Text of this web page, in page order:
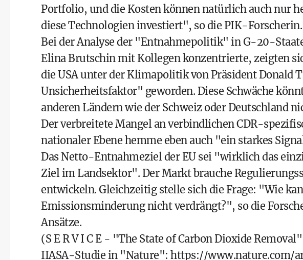
Portfolio, und die Kosten können natürlich auch nur
diese Technologien investiert", so die PIK-Forscherin.
Bei der Analyse der "Entnahmepolitik" in G-20-
Elina Brutschin mit Kollegen konzentrierte, zeigten
die USA unter der Klimapolitik von Präsident Donald
Unsicherheitsfaktor" geworden. Diese Schwäche
anderen Ländern wie der Schweiz oder Deutschland
Der verbreitete Mangel an verbindlichen CDR-
nationaler Ebene hemme eben auch "ein starkes
Das Netto-Entnahmeziel der EU sei "wirklich das
Ziel im Landsektor". Der Markt brauche
entwickeln. Gleichzeitig stelle sich die Frage: "Wie
Emissionsminderung nicht verdrängt?", so die
Ansätze.
(S E R V I C E - "The State of Carbon Dioxide Removal"
IIASA-Studie in "Nature": https://www.nature.com/